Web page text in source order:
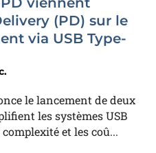
(PD) sur le
via USB Type-
le lancement de deux
les systèmes USB
et les coû...